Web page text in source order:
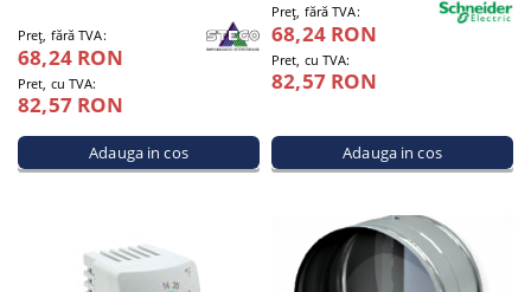
Preţ, fără TVA:
68,24 RON
Pret, cu TVA:
82,57 RON
Preţ, fără TVA:
68,24 RON
Pret, cu TVA:
82,57 RON